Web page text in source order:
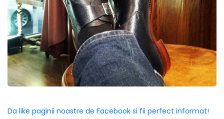
Da like paginii noastre de Facebook si fii perfect informat!